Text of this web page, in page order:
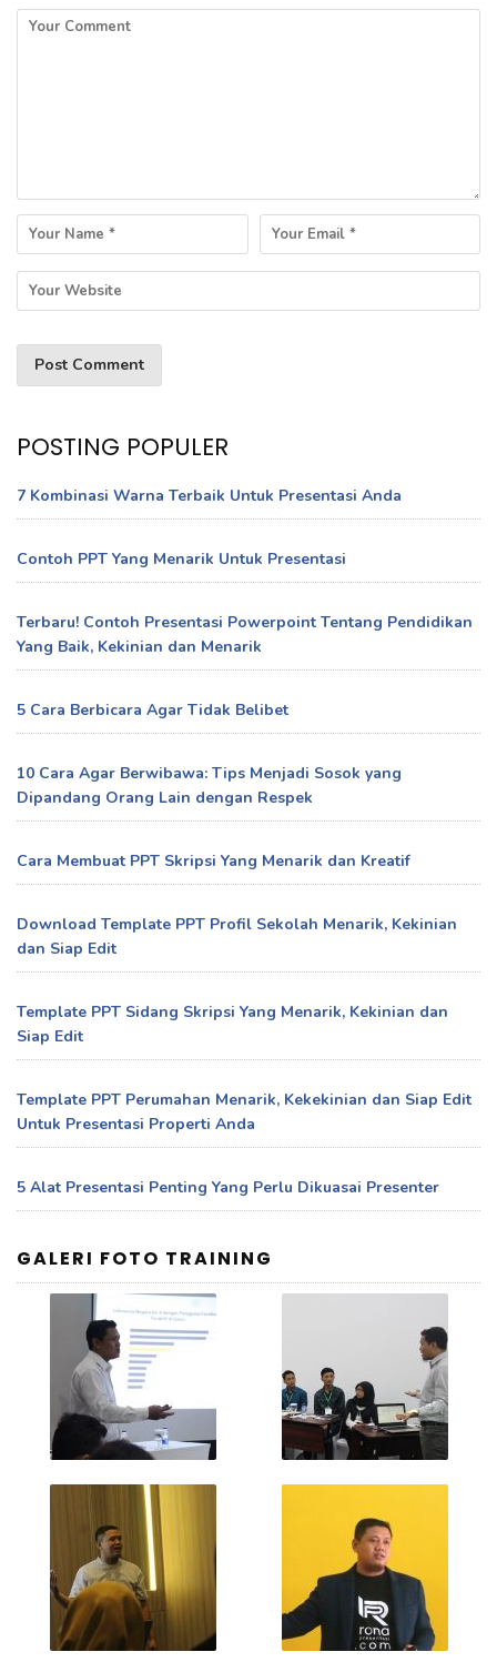
POSTING POPULER
7 Kombinasi Warna Terbaik Untuk Presentasi Anda
Contoh PPT Yang Menarik Untuk Presentasi
Terbaru! Contoh Presentasi Powerpoint Tentang Pendidikan
Yang Baik, Kekinian dan Menarik
5 Cara Berbicara Agar Tidak Belibet
10 Cara Agar Berwibawa: Tips Menjadi Sosok yang
Dipandang Orang Lain dengan Respek
Cara Membuat PPT Skripsi Yang Menarik dan Kreatif
Download Template PPT Profil Sekolah Menarik, Kekinian
dan Siap Edit
Template PPT Sidang Skripsi Yang Menarik, Kekinian dan
Siap Edit
Template PPT Perumahan Menarik, Kekekinian dan Siap Edit
Untuk Presentasi Properti Anda
5 Alat Presentasi Penting Yang Perlu Dikuasai Presenter
GALERI FOTO TRAINING